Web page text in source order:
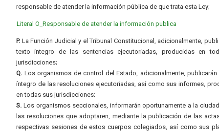
responsable de atender la información pública de que trata esta Ley;
Literal O_Responsable de atender la información publica
P. La Función Judicial y el Tribunal Constitucional, adicionalmente,
texto íntegro de las sentencias ejecutoriadas, producidas en
jurisdicciones;
Q. Los organismos de control del Estado, adicionalmente, publicarán
íntegro de las resoluciones ejecutoriadas, así como sus informes,
en todas sus jurisdicciones;
S. Los organismos seccionales, informarán oportunamente a la
las resoluciones que adoptaren, mediante la publicación de las
respectivas sesiones de estos cuerpos colegiados, así como sus